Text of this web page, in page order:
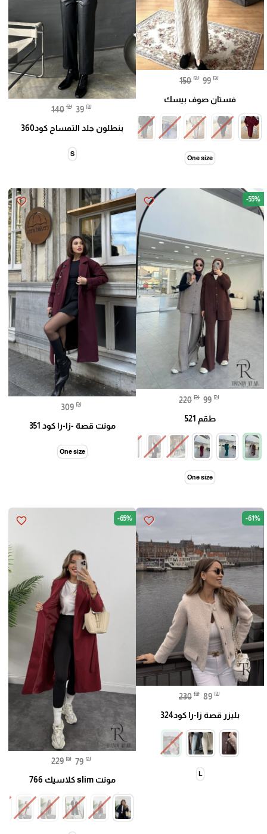
150 ₪ 99 ₪
فستان صوف بيسك
One size
140 ₪ 39 ₪
بنطلون جلد التمساح كود360
S
favorite_border -55%
220 ₪ 99 ₪
طقم 521
One size
favorite_border
309 ₪
مونت قصة -زا-را كود 351
One size
favorite_border -61%
230 ₪ 89 ₪
بليزر قصة زا-را كود324
L
favorite_border -65%
229 ₪ 79 ₪
مونت slim كلاسيك 766